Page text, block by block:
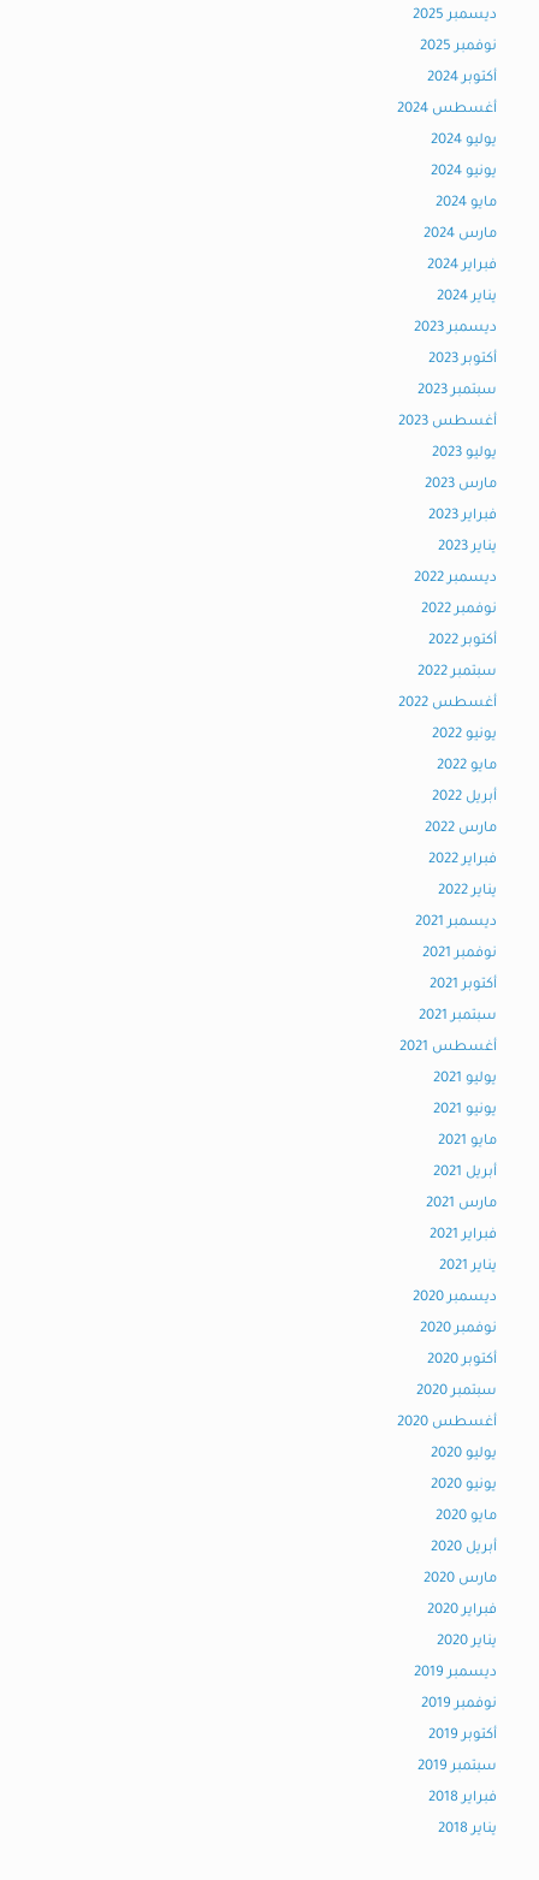
ديسمبر 2025
نوفمبر 2025
أكتوبر 2024
أغسطس 2024
يوليو 2024
يونيو 2024
مايو 2024
مارس 2024
فبراير 2024
يناير 2024
ديسمبر 2023
أكتوبر 2023
سبتمبر 2023
أغسطس 2023
يوليو 2023
مارس 2023
فبراير 2023
يناير 2023
ديسمبر 2022
نوفمبر 2022
أكتوبر 2022
سبتمبر 2022
أغسطس 2022
يونيو 2022
مايو 2022
أبريل 2022
مارس 2022
فبراير 2022
يناير 2022
ديسمبر 2021
نوفمبر 2021
أكتوبر 2021
سبتمبر 2021
أغسطس 2021
يوليو 2021
يونيو 2021
مايو 2021
أبريل 2021
مارس 2021
فبراير 2021
يناير 2021
ديسمبر 2020
نوفمبر 2020
أكتوبر 2020
سبتمبر 2020
أغسطس 2020
يوليو 2020
يونيو 2020
مايو 2020
أبريل 2020
مارس 2020
فبراير 2020
يناير 2020
ديسمبر 2019
نوفمبر 2019
أكتوبر 2019
سبتمبر 2019
فبراير 2018
يناير 2018